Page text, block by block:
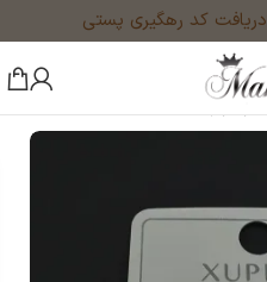
دریافت کد رهگیری پستی
گوشواره
×